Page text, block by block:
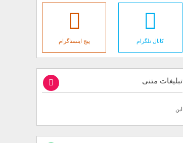
کانال تلگرام پیج اینستاگرام
تبلیغات متنی
این